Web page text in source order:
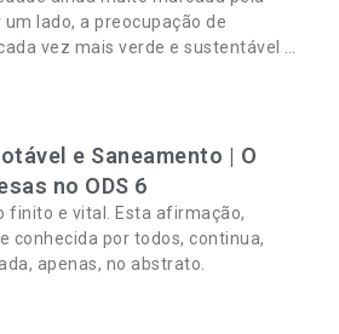
lado, a preocupação de
vez mais verde e sustentável e,
mais apertados.
e Saneamento | O
no ODS 6
finito e vital. Esta afirmação,
conhecida por todos, continua,
apenas, no abstrato.